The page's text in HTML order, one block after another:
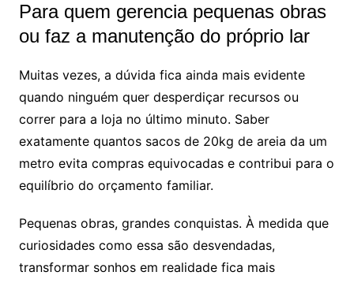
Para quem gerencia pequenas obras
ou faz a manutenção do próprio lar
Muitas vezes, a dúvida fica ainda mais evidente
quando ninguém quer desperdiçar recursos ou
correr para a loja no último minuto. Saber
exatamente quantos sacos de 20kg de areia da um
metro evita compras equivocadas e contribui para o
equilíbrio do orçamento familiar.
Pequenas obras, grandes conquistas. À medida que
curiosidades como essa são desvendadas,
transformar sonhos em realidade fica mais